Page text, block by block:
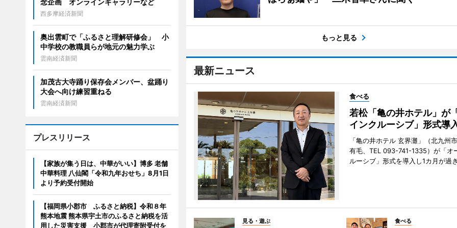
もっと見る
最新ニュース
食べる
若松「亀の井ホテル」が
インクルーシブ」形式導
「亀の井ホテル 玄界灘」（北九州
有毛、TEL 093-741-1335）が「オ
ルーシブ」形式を導入し1カ月が過
見る・遊ぶ 食べる
念企画 オンラインギャラリーなど
西多摩経済新聞
奥出雲町で「ふるさと理解研修会」 小
中学校の教職員らが地元の魅力学ぶ
雲南経済新聞
加茂古大寺踊り保存会メンバー、盆踊り
大会へ向け練習重ねる
雲南経済新聞
プレスリリース
【家族が集う日は、中華がいい】博多 老舗
中華料理 八仙閣「令和九年おせち」8月1日
より予約受付開始
【福岡県小郡市 ふるさと納税】令和８年
熊本地震 熊本県宇土市のふるさと納税を活
用した災害支援 小郡市が代理寄附受付を